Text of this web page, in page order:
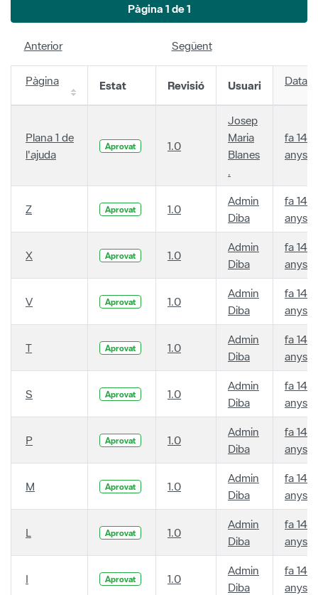
Pàgina 1 de 1
Anterior Següent
Pàgina Estat Revisió Usuari Data
Plana 1 de
l'ajuda
Aprovat 1.0
Josep
Maria
Blanes
.
fa 14
anys
Z Aprovat 1.0
Admin
Diba
fa 14
anys
X Aprovat 1.0
Admin
Diba
fa 14
anys
V Aprovat 1.0
Admin
Diba
fa 14
anys
T Aprovat 1.0
Admin
Diba
fa 14
anys
S Aprovat 1.0
Admin
Diba
fa 14
anys
P Aprovat 1.0
Admin
Diba
fa 14
anys
M Aprovat 1.0
Admin
Diba
fa 14
anys
L Aprovat 1.0
Admin
Diba
fa 14
anys
I Aprovat 1.0
Admin
Diba
fa 14
anys